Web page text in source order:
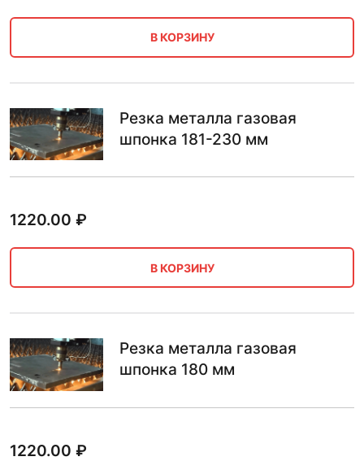
В КОРЗИНУ
Резка металла газовая
шпонка 181-230 мм
1220.00 ₽
В КОРЗИНУ
Резка металла газовая
шпонка 180 мм
1220.00 ₽